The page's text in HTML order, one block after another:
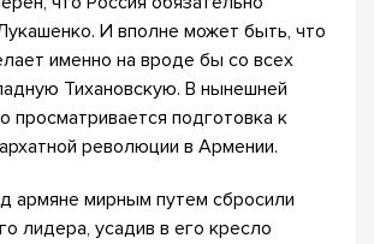
И вполне может быть, что
именно на вроде бы со всех
Тихановскую. В нынешней
просматривается подготовка к
революции в Армении.
армяне мирным путем сбросили
лидера, усадив в его кресло